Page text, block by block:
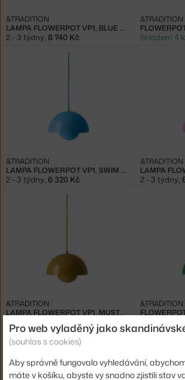
LAMPA FLOWERPOT VP1, BLUE PATTERN
&TRADITION
2 - 3 týdny, 8 740 Kč
&TRADITION
Skladem 4
LAMPA FLOWERPOT VP1, SWIM BLUE
&TRADITION
2 - 3 týdny, 6 320 Kč
&TRADITION
2 - 3 týdny,
LAMPA FLOWERPOT VP1, MUSTARD
&TRADITION
Skladem 1 ks 6 320 Kč
&TRADITION
2 - 3 týdny
Pro web vyladěný jako
(souhlas s cookies)
Aby správně fungovalo vyhledávání,
máte v košíku, abyste vy snadno zjistili stav